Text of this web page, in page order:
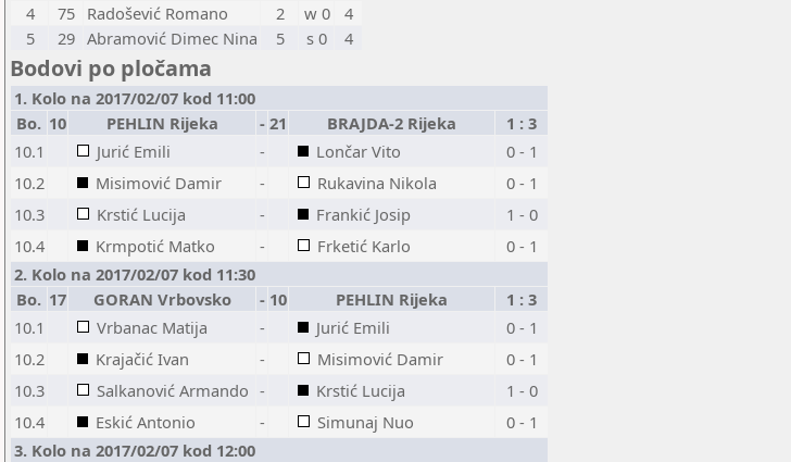
4
75 Radošević Romano 2 w 0
4
5
29 Abramović Dimec Nina 5 s 0 4
Bodovi po pločama
1. Kolo na 2017/02/07 kod 11:00
Bo. 10 PEHLIN Rijeka - 21 BRAJDA-2 Rijeka
1 : 3
10.1
Jurić Emili - Lončar Vito
0 - 1
10.2
Misimović Damir - Rukavina Nikola
0 - 1
10.3
Krstić Lucija - Frankić Josip
1 - 0
10.4
Krmpotić Matko - Frketić Karlo
0 - 1
2. Kolo na 2017/02/07 kod 11:30
Bo. 17 GORAN Vrbovsko - 10 PEHLIN Rijeka
1 : 3
10.1
Vrbanac Matija - Jurić Emili
0 - 1
10.2
Krajačić Ivan - Misimović Damir
0 - 1
10.3
Salkanović Armando - Krstić Lucija
1 - 0
10.4
Eskić Antonio - Simunaj Nuo
0 - 1
3. Kolo na 2017/02/07 kod 12:00